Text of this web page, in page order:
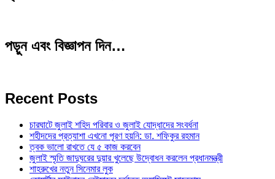
পড়ুন এবং বিজ্ঞাপন দিন…
Recent Posts
চারঘাটে জুলাই শহিদ পরিবার ও জুলাই যোদ্ধাদের সংবর্ধনা
শহীদদের প্রত্যাশা এখনো পূরণ হয়নি: ডা. শফিকুর রহমান
ত্বক ভালো রাখতে যে ৫ কাজ করবেন
জুলাই স্মৃতি জাদুঘরের দুয়ার খুলেছে উদ্বোধন করলেন প্রধানমন্ত্রী
শাহরুখের নতুন সিনেমার লুক